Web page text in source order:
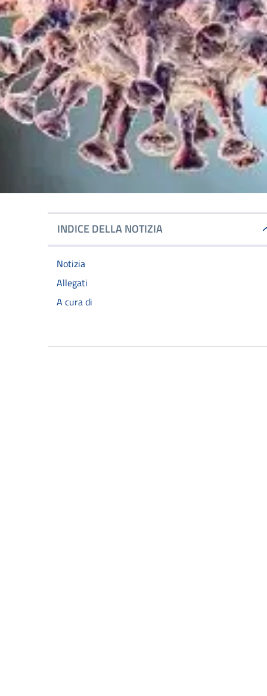
INDICE DELLA NOTIZIA
Notizia
Allegati
A cura di